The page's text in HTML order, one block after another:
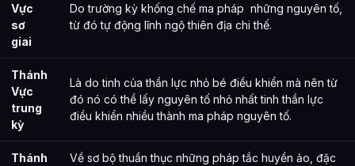
Vực
sơ
giai
Do trường kỳ khống chế ma pháp những nguyên tố,
từ đó tự động lĩnh ngộ thiên địa chi thế.
Thánh
Vực
trung
kỳ
Là do tinh của thần lực nhỏ bé điều khiển mà nên từ
đó nó có thể lấy nguyên tố nhỏ nhất tinh thần lực
điều khiển nhiều thành ma pháp nguyên tố.
Thánh
Về sơ bộ thuần thục những pháp tắc huyền ảo, đặc